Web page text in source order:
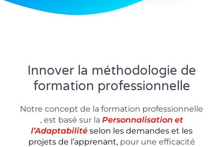
Innover la méthodologie de
formation professionnelle
Notre concept de la formation professionnelle
, est basé sur la Personnalisation et
l’Adaptabilité selon les demandes et les
projets de l’apprenant,pour une efficacité